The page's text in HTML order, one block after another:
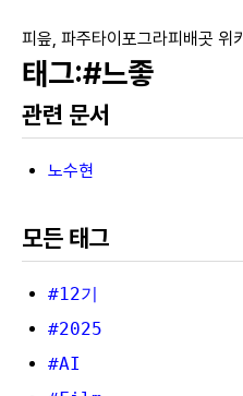
피읖, 파주타이포그라피배곳 위
#느좋
관련 문서
노수현
모든 태그
#12기
#2025
#AI